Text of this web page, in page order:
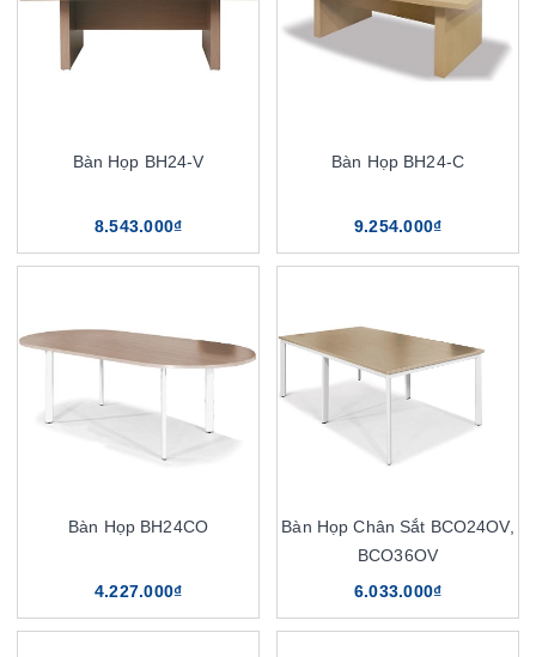
Bàn Họp BH24-V
8.543.000₫
Bàn Họp BH24-C
9.254.000₫
Bàn Họp BH24CO
4.227.000₫
Bàn Họp Chân Sắt BCO24OV,
BCO36OV
6.033.000₫